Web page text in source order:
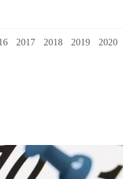
2017 2018 2019 2020